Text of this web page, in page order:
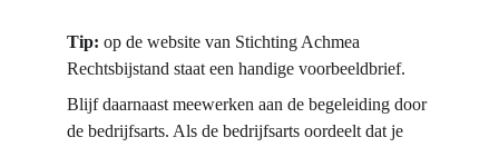
Tip: op de website van Stichting Achmea
Rechtsbijstand staat een handige voorbeeldbrief.
Blijf daarnaast meewerken aan de begeleiding door
de bedrijfsarts. Als de bedrijfsarts oordeelt dat je